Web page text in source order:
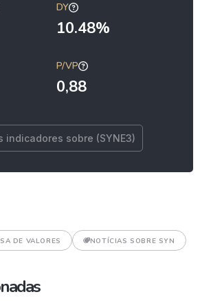
DY
10.48%
P/VP
0,88
indicadores sobre (SYNE3)
DE VALORES NOTÍCIAS SOBRE SYN